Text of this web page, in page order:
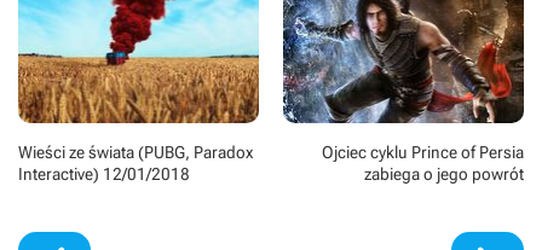
Wieści ze świata (PUBG, Paradox
Interactive) 12/01/2018
Ojciec cyklu Prince of Persia
zabiega o jego powrót